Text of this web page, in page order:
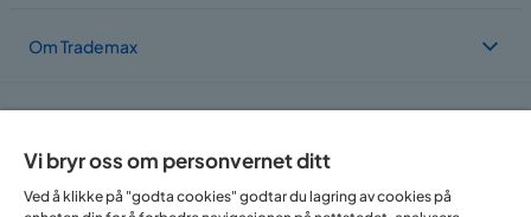
Om Trademax
Vi bryr oss om personvernet ditt
Ved å klikke på "godta cookies" godtar du lagring av cookies på